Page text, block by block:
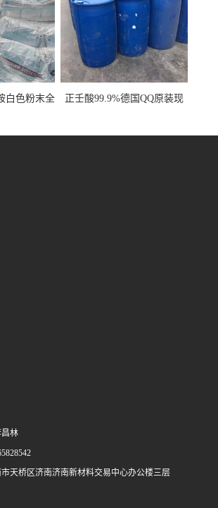
白色粉末全
正壬酸99.9%德国QQ原装现
林
天桥区济南济南新材料交易中心办公楼三层